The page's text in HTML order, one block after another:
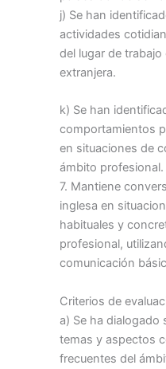
j) Se han
actividades
del lugar de
extranjera.
k) Se han
comportamientos
en situaciones de
ámbito profesional.
7. Mantiene
inglesa en
habituales y
profesional,
comunicación
Criterios de
a) Se ha dialogado
temas y aspectos
frecuentes del